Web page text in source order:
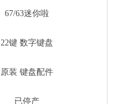
67/63迷你啦
22键 数字键盘
原装 键盘配件
已停产